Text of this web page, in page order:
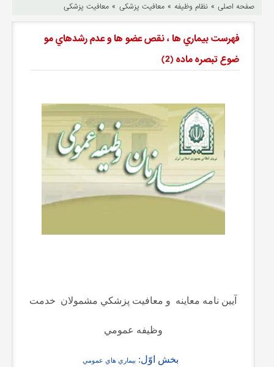
صفحه اصلی » نظام وظیفه » معافیت پزشکی» معافیت پزشکی
فهرست بيماري ها ، نقص عضو ها و عدم رشدهاي مو
ضوع تبصره ماده (2)
آيين نامه معاينه و معافيت پزشکي مشمولان خدمت
وظيفه عمومي
بخش اوّل: بيماري هاي عمومي